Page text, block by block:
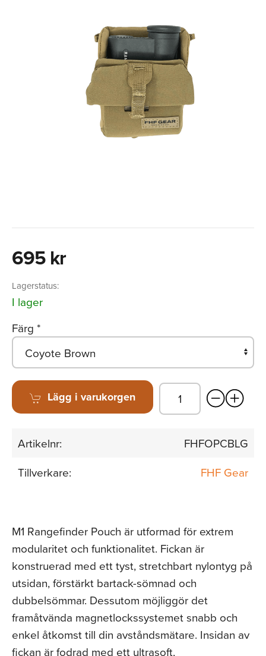
695 kr
Lagerstatus:
I lager
Färg *
Lägg i varukorgen
Artikelnr:
FHFOPCBLG
Tillverkare:
FHF Gear
M1 Rangefinder Pouch är utformad för extrem
modularitet och funktionalitet. Fickan är
konstruerad med ett tyst, stretchbart nylontyg på
utsidan, förstärkt bartack-sömnad och
dubbelsömmar. Dessutom möjliggör det
framåtvända magnetlockssystemet snabb och
enkel åtkomst till din avståndsmätare. Insidan av
fickan är fodrad med ett ultrasoft,